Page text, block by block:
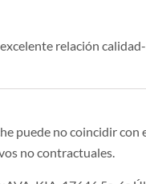
relación
puede no coincidir
no contractuales.